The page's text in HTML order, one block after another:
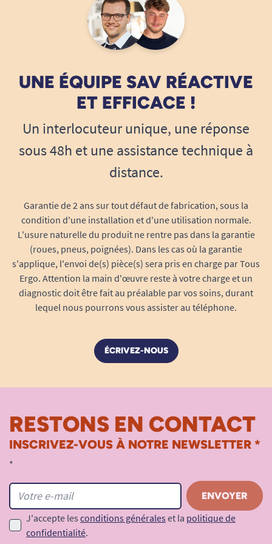
compromis sur l’autonomie.
Optimisez vos déplacements en toute
Se déplacer avec un déambulateur Let's shop
procure autonomie et confort, mais il arrive
fréquemment d’avoir besoin d’une canne pour
des déplacements plus courts ou sur terrains
différents. Leporte cannevient compléter votre
équipement en toute logique : il vous suit
partout, prêt à accueillir votre canne lorsque
en assurant une parfaite accessibilité.
Grâce à son système ingénieux, transporter sa
canne lors de vos promenades, courses ou
visites est enfin d’une simplicité absolue. Fini les
allers-retours ou l’obligation de choisir entre le
déambulateur et la canne : combinez les deux,
sans contrainte.
Montage simple : Le porte canne s’installe
déambulateur Let's shop. Un système de
basse) permet une pose rapide et fiable.
Convient à la majorité des modèles de
canne, qu’elles soient à poignée ronde,
différentes épaisseurs de tubes.
Adapté pour un usage quotidien grâce à
ses matériaux résistants et son maintien
sécurisé.
UNE ÉQUIPE SAV RÉACTIVE
ET EFFICACE !
Un interlocuteur unique, une réponse
sous 48h et une assistance technique à
distance.
Garantie de 2 ans sur tout défaut de fabrication, sous la
condition d'une installation et d'une utilisation normale.
L'usure naturelle du produit ne rentre pas dans la garantie
(roues, pneus, poignées). Dans les cas où la garantie
s'applique, l'envoi de(s) pièce(s) sera pris en charge par Tous
Ergo. Attention la main d'œuvre reste à votre charge et un
diagnostic doit être fait au préalable par vos soins, durant
lequel nous pourrons vous assister au téléphone.
ÉCRIVEZ-NOUS
RESTONS EN CONTACT
INSCRIVEZ-VOUS À NOTRE NEWSLETTER *
*
J'accepte les conditions générales et la politique de
confidentialité.